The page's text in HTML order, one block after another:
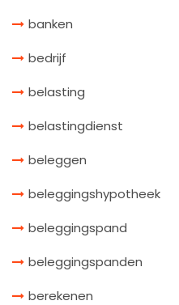
banken
bedrijf
belasting
belastingdienst
beleggen
beleggingshypotheek
beleggingspand
beleggingspanden
berekenen